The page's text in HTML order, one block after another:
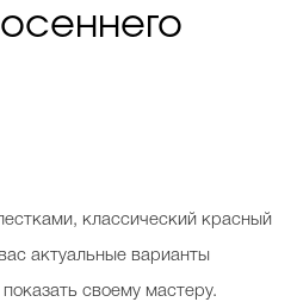
классический красный
актуальные варианты
своему мастеру.